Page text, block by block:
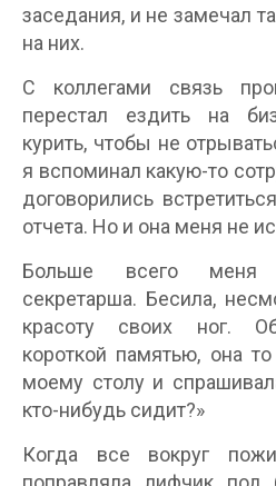
заседания, и не замечал
на них.
С коллегами связь
перестал ездить на
курить, чтобы не
я вспоминал какую-то
договорились
отчета. Но и она меня не
Больше всего меня
секретарша. Бесила,
красоту своих ног.
короткой памятью, она
моему столу и
кто-нибудь сидит?»
Когда все вокруг